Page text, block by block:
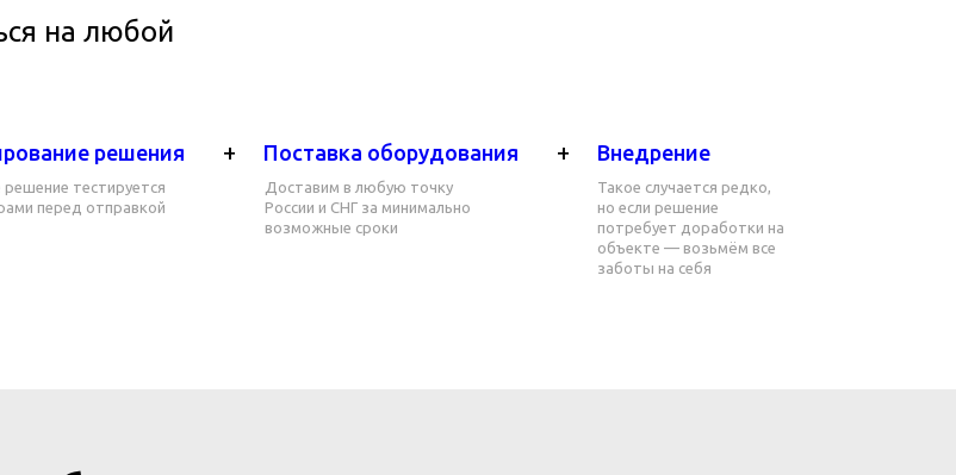
на любой
решения Поставка оборудования Внедрение
тестируется
перед отправкой
Доставим в любую точку
России и СНГ за минимально
возможные сроки
Такое случается редко,
но если решение
потребует доработки на
объекте — возьмём все
заботы на себя
+ +